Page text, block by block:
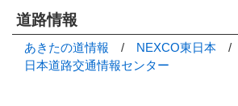
道路情報
あきたの道情報 / NEXCO東日本 /
日本道路交通情報センター